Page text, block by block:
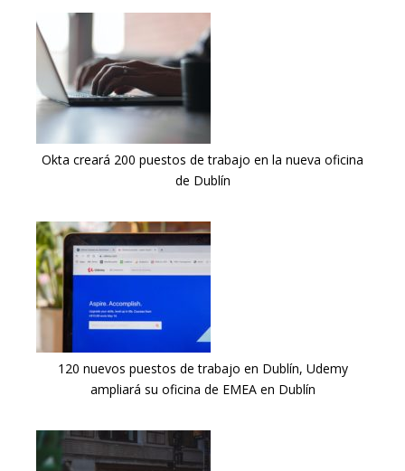
Okta creará 200 puestos de trabajo en la nueva oficina
de Dublín
120 nuevos puestos de trabajo en Dublín, Udemy
ampliará su oficina de EMEA en Dublín